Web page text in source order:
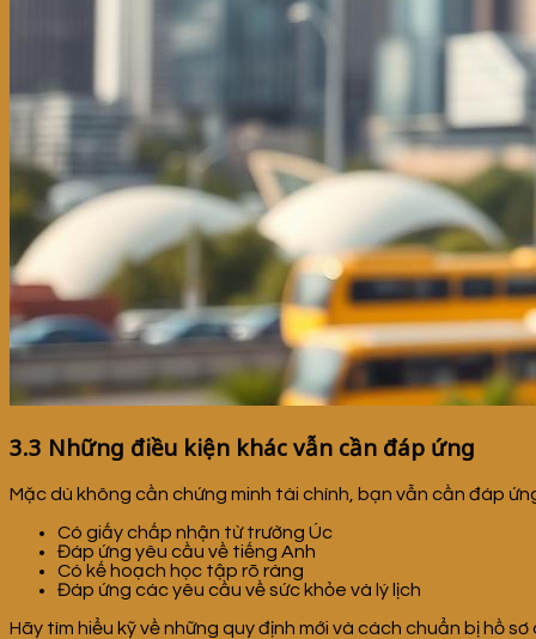
3.3 Những điều kiện khác vẫn cần đáp ứng
Mặc dù không cần chứng minh tài chính, bạn vẫn cần đáp
Có giấy chấp nhận từ trường Úc
Đáp ứng yêu cầu về tiếng Anh
Có kế hoạch học tập rõ ràng
Đáp ứng các yêu cầu về sức khỏe và lý lịch
Hãy tìm hiểu kỹ về những quy định mới và cách chuẩn bị hồ